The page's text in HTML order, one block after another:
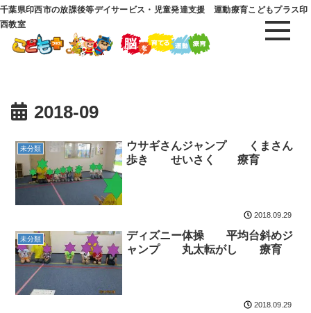
千葉県印西市の放課後等デイサービス・児童発達支援 運動療育こどもプラス印
西教室
2018-09
未分類
ウサギさんジャンプ くまさん
歩き せいさく 療育
2018.09.29
未分類
ディズニー体操 平均台斜めジ
ャンプ 丸太転がし 療育
2018.09.29